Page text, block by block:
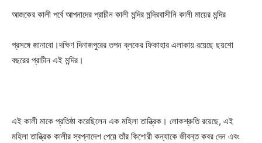
আজকের কালী পর্বে আপনাদের প্রাচীন কালী মন্দির মন্দিরবাসীনি কালী মায়ের মন্দির
প্রসঙ্গে জানাবো।দক্ষিণ দিনাজপুরের তপন ব্লকের ফিকাহার এলাকায় রয়েছে ছয়শো
বছরের প্রাচীন এই মন্দির।
এই কালী মাকে প্রতিষ্ঠা করেছিলেন এক মহিলা তান্ত্রিক। লোকশ্রুতি রয়েছে, এই
মহিলা তান্ত্রিক কালীর স্বপ্নাদেশ পেয়ে তাঁর কিশোরী কন্যাকে জীবন্ত কবর দেন এবং